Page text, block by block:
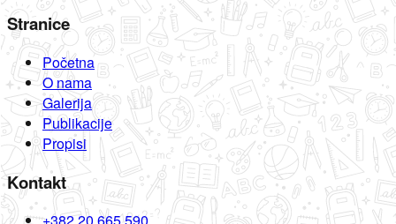
Stranice
Početna
O nama
Galerija
Publikacije
Propisi
Kontakt